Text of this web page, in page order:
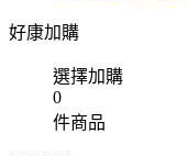
好康加購
選擇加購
0
件商品